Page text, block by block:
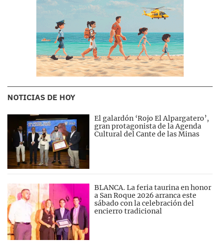
NOTICIAS DE HOY
El galardón ‘Rojo El Alpargatero’,
gran protagonista de la Agenda
Cultural del Cante de las Minas
BLANCA. La feria taurina en honor
a San Roque 2026 arranca este
sábado con la celebración del
encierro tradicional